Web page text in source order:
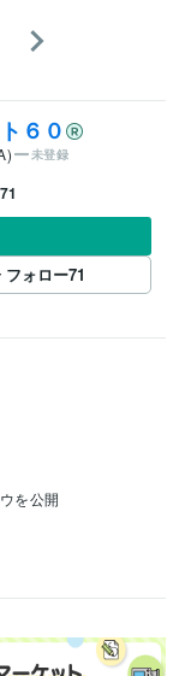
６０
未登録
71
フォロー71
を公開
やデザイン